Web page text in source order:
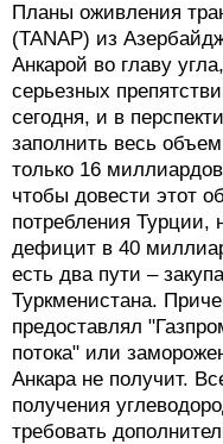
Планы оживления
(TANAP) из
Анкарой во главу
серьезных
сегодня, и в
заполнить весь
только 16
чтобы довести этот
потребления Турции,
дефицит в 40
есть два пути –
Туркменистана.
предоставлял
потока" или
Анкара не получит.
получения
требовать